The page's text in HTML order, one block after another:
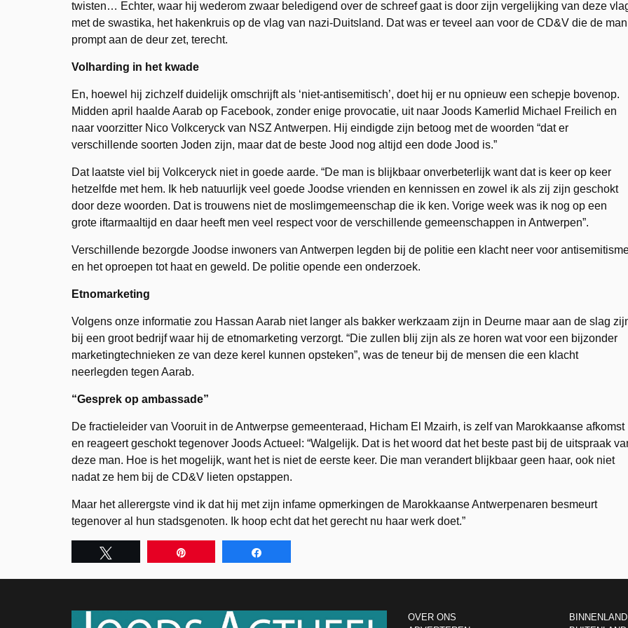
twisten… Echter, waar hij wederom zwaar beledigend over de schreef gaat is door zijn vergelijking van deze
met de swastika, het hakenkruis op de vlag van nazi-Duitsland. Dat was er teveel aan voor de CD&V die de man
prompt aan de deur zet, terecht.
Volharding in het kwade
En, hoewel hij zichzelf duidelijk omschrijft als ‘niet-antisemitisch’, doet hij er nu opnieuw een schepje bovenop.
Midden april haalde Aarab op Facebook, zonder enige provocatie, uit naar Joods Kamerlid Michael Freilich en
naar voorzitter Nico Volkceryck van NSZ Antwerpen. Hij eindigde zijn betoog met de woorden “dat er
verschillende soorten Joden zijn, maar dat de beste Jood nog altijd een dode Jood is.”
Dat laatste viel bij Volkceryck niet in goede aarde. “De man is blijkbaar onverbeterlijk want dat is keer op keer
hetzelfde met hem. Ik heb natuurlijk veel goede Joodse vrienden en kennissen en zowel ik als zij zijn geschokt
door deze woorden. Dat is trouwens niet de moslimgemeenschap die ik ken. Vorige week was ik nog op een
grote iftarmaaltijd en daar heeft men veel respect voor de verschillende gemeenschappen in Antwerpen”.
Verschillende bezorgde Joodse inwoners van Antwerpen legden bij de politie een klacht neer voor
en het oproepen tot haat en geweld. De politie opende een onderzoek.
Etnomarketing
Volgens onze informatie zou Hassan Aarab niet langer als bakker werkzaam zijn in Deurne maar aan de slag
bij een groot bedrijf waar hij de etnomarketing verzorgt. “Die zullen blij zijn als ze horen wat voor een bijzonder
marketingtechnieken ze van deze kerel kunnen opsteken”, was de teneur bij de mensen die een klacht
neerlegden tegen Aarab.
“Gesprek op ambassade”
De fractieleider van Vooruit in de Antwerpse gemeenteraad, Hicham El Mzairh, is zelf van Marokkaanse afkomst
en reageert geschokt tegenover Joods Actueel: “Walgelijk. Dat is het woord dat het beste past bij de uitspraak
deze man. Hoe is het mogelijk, want het is niet de eerste keer. Die man verandert blijkbaar geen haar, ook niet
nadat ze hem bij de CD&V lieten opstappen.
Maar het allerergste vind ik dat hij met zijn infame opmerkingen de Marokkaanse Antwerpenaren besmeurt
tegenover al hun stadsgenoten. Ik hoop echt dat het gerecht nu haar werk doet.”
OVER ONS
BINNENLAND